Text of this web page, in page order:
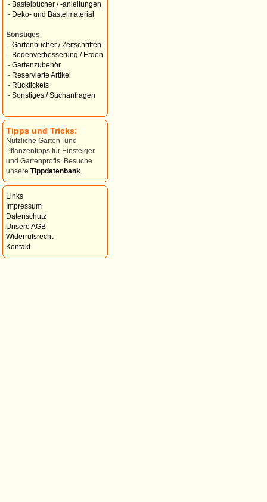
- Bastelbücher / -anleitungen
- Deko- und Bastelmaterial
Sonstiges
- Gartenbücher / Zeitschriften
- Bodenverbesserung / Erden
- Gartenzubehör
- Reservierte Artikel
- Rücktickets
- Sonstiges / Suchanfragen
Tipps und Tricks:
Nützliche Garten- und
Pflanzentipps für Einsteiger
und Gartenprofis. Besuche
unsere Tippdatenbank
Links
Impressum
Datenschutz
Unsere AGB
Widerrufsrecht
Kontakt